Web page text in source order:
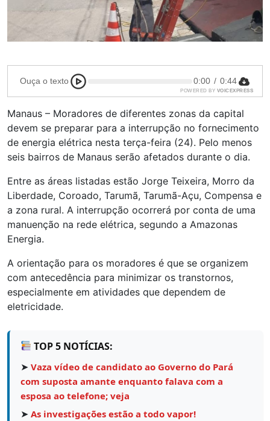
Ouça o texto 0:00 / 0:44
POWERED BY VOICEXPRESS
Manaus – Moradores de diferentes zonas da capital
devem se preparar para a interrupção no fornecimento
de energia elétrica nesta terça-feira (24). Pelo menos
seis bairros de Manaus serão afetados durante o dia.
Entre as áreas listadas estão Jorge Teixeira, Morro da
Liberdade, Coroado, Tarumã, Tarumã-Açu, Compensa e
a zona rural. A interrupção ocorrerá por conta de uma
manuenção na rede elétrica, segundo a Amazonas
Energia.
A orientação para os moradores é que se organizem
com antecedência para minimizar os transtornos,
especialmente em atividades que dependem de
eletricidade.
TOP 5 NOTÍCIAS:
➤ Vaza vídeo de candidato ao Governo do Pará
com suposta amante enquanto falava com a
esposa ao telefone; veja
➤ As investigações estão a todo vapor!